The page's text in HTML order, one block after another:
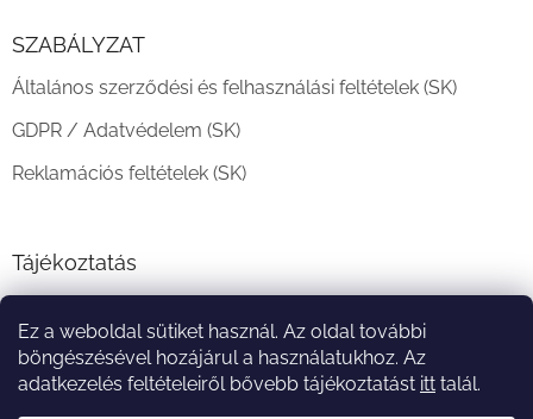
Ez a weboldal sütiket használ. Az oldal további
böngészésével hozájárul a használatukhoz. Az
adatkezelés feltételeiről bővebb tájékoztatást itt talál.
SZABÁLYZAT
Általános szerződési és felhasználási feltételek (SK)
GDPR / Adatvédelem (SK)
Reklamációs feltételek (SK)
Tájékoztatás
A vásárlás menete